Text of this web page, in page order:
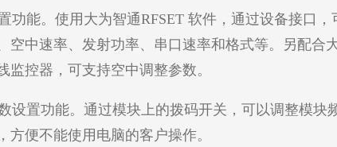
能。使用大为智通RFSET 软件，通过设备接口，
空中速率、发射功率、串口速率和格式等。另配合
监控器，可支持空中调整参数。
置功能。通过模块上的拨码开关，可以调整模块
方便不能使用电脑的客户操作。